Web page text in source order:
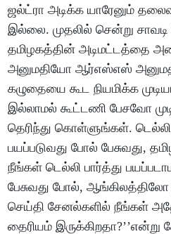
ஜல்ட்ரா அடிக்க யாரேனும்
இல்லை. முதலில் சென்று
தமிழகத்தின் அடிமட்டத்தை
அனுமதியோ ஆர்எஸ்எஸ்
கழுதையை கூட நியமிக்க
இல்லாமல் கூட்டணி பேசவோ
தெரிந்து கொள்ளுங்கள்.
பயப்படுவது போல் பேசுவது,
நீங்கள் டெல்லி பார்த்து
பேசுவது போல்,
செய்தி சேனல்களில் நீங்கள்
தைரியம் இருக்கிறதா?’’என்று